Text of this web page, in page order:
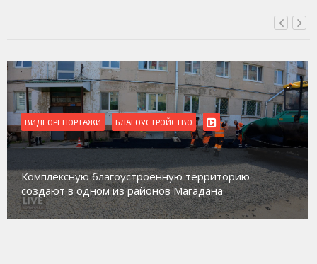
ВИДЕОРЕПОРТАЖИ БЛАГОУСТРОЙСТВО
Комплексную благоустроенную территорию
создают в одном из районов Магадана